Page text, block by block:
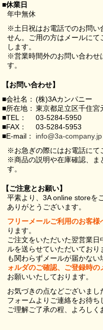
■休業日
年中無休
※土日祝はお電話でのお問い
せん。ご用の方はメールに
します。
※営業時間外のお問い合わせ
す。
【お問い合わせ】
■会社名： (株)3Aカンパニー
■所在地： 東京都足立区千住
■TEL：
03-5284-5950
■FAX：
03-5284-5953
■E-mail：
info@3a-company.jp
※お急ぎの際にはお電話にて
※商品の説明や在庫確認、ま
す。
【ご注意とお願い】
平素より、3A online storeを
ありがとうございます。
フリーメールご利用のお客様
ります。
ご注文をいただいた翌営業
ルを送らせていただいてお
も関わらずメールが届かない
ォルダのご確認、ご登録時
お願いいたしております。
お気づきの点などございま
フォームよりご連絡をお待ち
ご理解ご了承の程、よろし